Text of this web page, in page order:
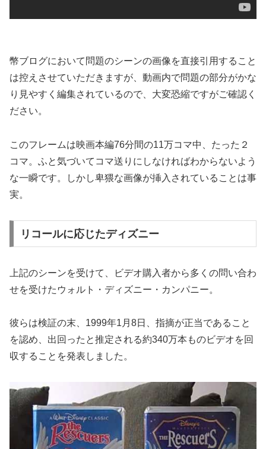
幣ブログにおいて問題のシーンの画像を直接引用すること
は控えさせていただきますが、動画内で問題の部分がかな
り見やすく編集されているので、大変恐縮ですがご確認く
ださい。
このフレームは映画本編76分間の11万コマ中、たった２
コマ。ふと気づいてコマ送りにしなければわからないよう
な一瞬です。しかし卑猥な画像が挿入されていることは事
実。
リコールに応じたディズニー
上記のシーンを受けて、ビデオ購入者から多くの問い合わ
せを受けたウォルト・ディズニー・カンパニー。
彼らは検証の末、1999年1月8日、指摘が正当であること
を認め、出回ったと推定される約340万本ものビデオを回
収することを発表しました。